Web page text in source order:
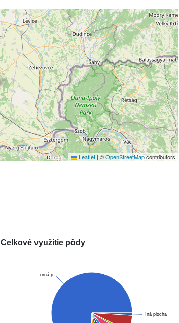
Leaflet | ©OpenStreetMapcontributors
Celkové využitie pôdy
orná p.
íná plocha